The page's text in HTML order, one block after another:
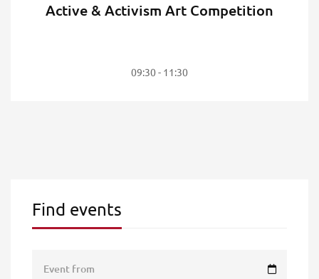
Find events
Active & Activism Art Competition
09:30 - 11:30